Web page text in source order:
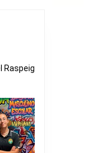
Raspeig